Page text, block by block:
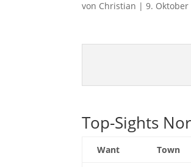
von Christian |9. Oktober
Top-Sights
Want Town